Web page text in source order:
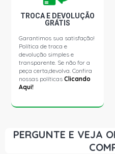
TROCA E DEVOLUÇÃO
GRÁTIS
Garantimos sua satisfação!
Política de troca e
devolução simples e
transparente. Se não for a
peça certa,devolva. Confira
nossas políticasClicando
Aqui!
PERGUNTE E VEJA